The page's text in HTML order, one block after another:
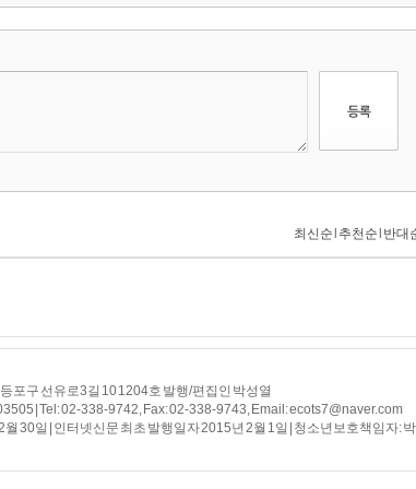
포구 선유로3길 10 1204호 발행/편집인 박성열
| Tel: 02-338-9742, Fax: 02-338-9743, Email: ecots7@naver.com
30일 | 인터넷신문 최초 발행일자 2015년 2월 1일 | 청소년보호책임자: